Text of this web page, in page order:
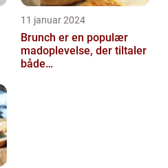
11 januar 2024
Brunch er en populær
madoplevelse, der tiltaler
både